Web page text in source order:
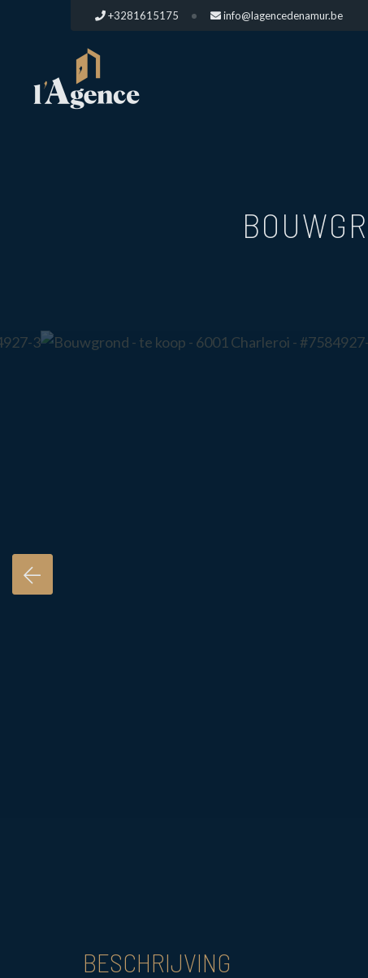
+3281615175 info@lagencedenamur.be
BESCHRIJVING